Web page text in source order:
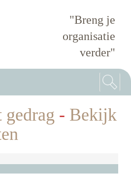
"Breng je
organisatie
verder"
gedrag - Bekijk